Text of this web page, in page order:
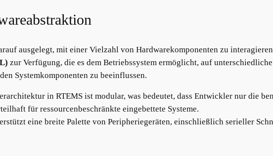
ausgelegt, mit einer Vielzahl von Hardwarekomponenten zu
zur Verfügung, die es dem Betriebssystem ermöglicht, auf
Systemkomponenten zu beeinflussen.
in RTEMS ist modular, was bedeutet, dass Entwickler nur die
für ressourcenbeschränkte eingebettete Systeme.
eine breite Palette von Peripheriegeräten, einschließlich serieller